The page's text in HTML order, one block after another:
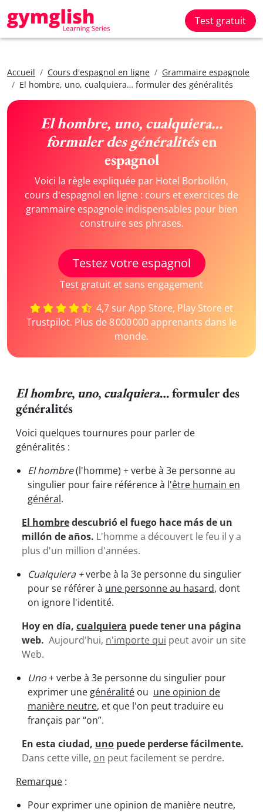
Test gratuit
Accueil Cours d'espagnol en ligne
Grammaire espagnole
El hombre, uno, cualquiera… formuler des généralités
El hombre, uno, cualquiera…
formuler des généralitésen
espagnol
Voici la règle expliquée par Hotel Borbollón,
cours d'espagnol en ligne : cours et exercices de
grammaire espagnole indispensables pour bien
construire ses phrases.
Testez votre espagnol
Test gratuit et sans engagement
4,7 sur App Store, Play Store et
Trustpilot. Plus de 8 000 000 apprenants dans le
monde.
El hombre, uno, cualquiera… formuler des
généralités
Voici quelques tournures pour parler de
généralités :
El hombre(l'homme) + verbe à 3e personne au
singulier pour faire référence à l'être humain en
général.
El hombredescubrió el fuego hace más de un
millón de años. L'homme a découvert le feu il y a
plus d'un million d'années.
Cualquiera +verbe à la 3e personne du singulier
pour se référer à une personne au hasard, dont
on ignore l'identité.
Hoy en día, cualquiera puede tener una página
web. Aujourd'hui, n'importe qui peut avoir un site
Web.
Uno+ verbe à 3e personne du singulier pour
exprimer une généralité ou une opinion de
manière neutre, et que l'on peut traduire eu
français par “on”.
En esta ciudad, uno puede perderse fácilmente.
Dans cette ville, on peut facilement se perdre.
Remarque :
Pour exprimer une opinion de manière neutre,